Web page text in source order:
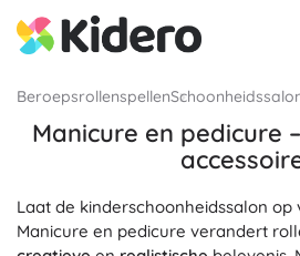
Beroepsrollenspellen
Manicure en pedicure
Laat de kinderschoonheidssalon
Manicure en pedicure verandert